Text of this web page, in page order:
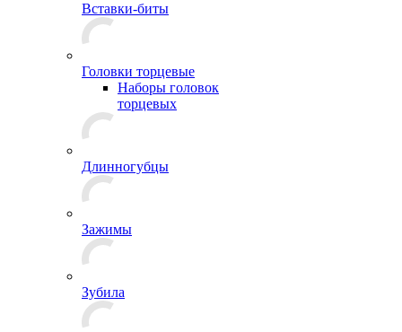
Вставки-биты
Головки торцевые
Наборы головок
торцевых
Длинногубцы
Зажимы
Зубила